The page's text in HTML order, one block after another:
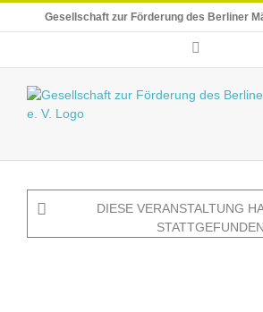
Gesellschaft zur Förderung des Berliner
DIESE VERANSTALTUNG